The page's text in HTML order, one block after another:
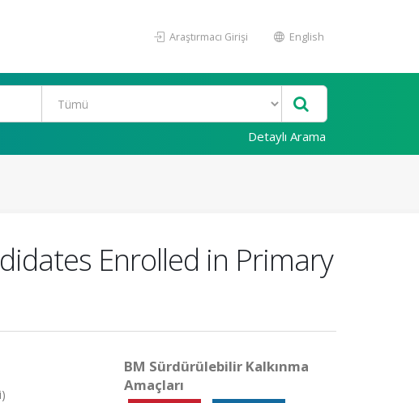
Araştırmacı Girişi English
Detaylı Arama
Enrolled in Primary
BM Sürdürülebilir Kalkınma
Amaçları